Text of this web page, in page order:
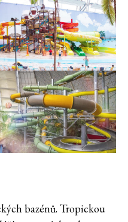
bazénů. Tropickou